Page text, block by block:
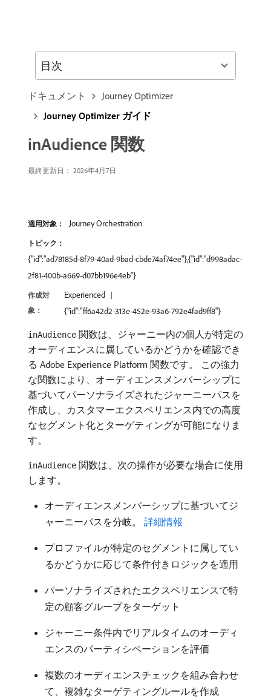
ドキュメント
Journey Optimizer
Journey Optimizer ガイド
inAudience 関数
最終更新日： 2026年4月7日
適用対象： Journey Orchestration
トピック：
{"id":"ad78185d-8f79-40ad-9bad-cbde74af74ee"},{"id":"d998adac-
2f81-400b-a669-d07bb196e4eb"}
作成対
象：
Experienced
{"id":"ff6a42d2-313e-452e-93a6-792e4fad9ff8"}
inAudience 関数は、ジャーニー内の個人が特定の
オーディエンスに属しているかどうかを確認でき
る Adobe Experience Platform 関数です。 この強力
な関数により、オーディエンスメンバーシップに
基づいてパーソナライズされたジャーニーパスを
作成し、カスタマーエクスペリエンス内での高度
なセグメント化とターゲティングが可能になりま
す。
inAudience 関数は、次の操作が必要な場合に使用
します。
オーディエンスメンバーシップに基づいてジ
ャーニーパスを分岐。 詳細情報
プロファイルが特定のセグメントに属してい
るかどうかに応じて条件付きロジックを適用
パーソナライズされたエクスペリエンスで特
定の顧客グループをターゲット
ジャーニー条件内でリアルタイムのオーディ
エンスのパーティシペーションを評価
複数のオーディエンスチェックを組み合わせ
て、複雑なターゲティングルールを作成
目次